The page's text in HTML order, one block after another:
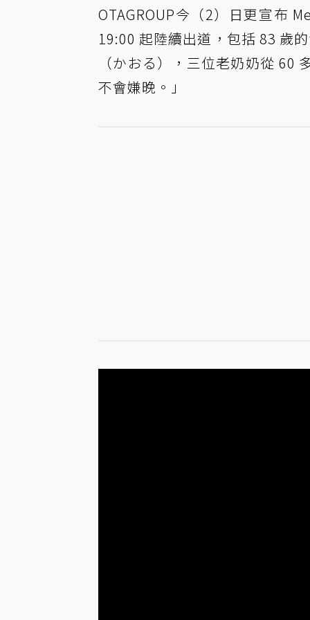
OTAGROUP今（2）日更宣布
19:00 起陸續出道，包括 83 歲
（かおる），三位老奶奶從 60
不會嫌晚。」